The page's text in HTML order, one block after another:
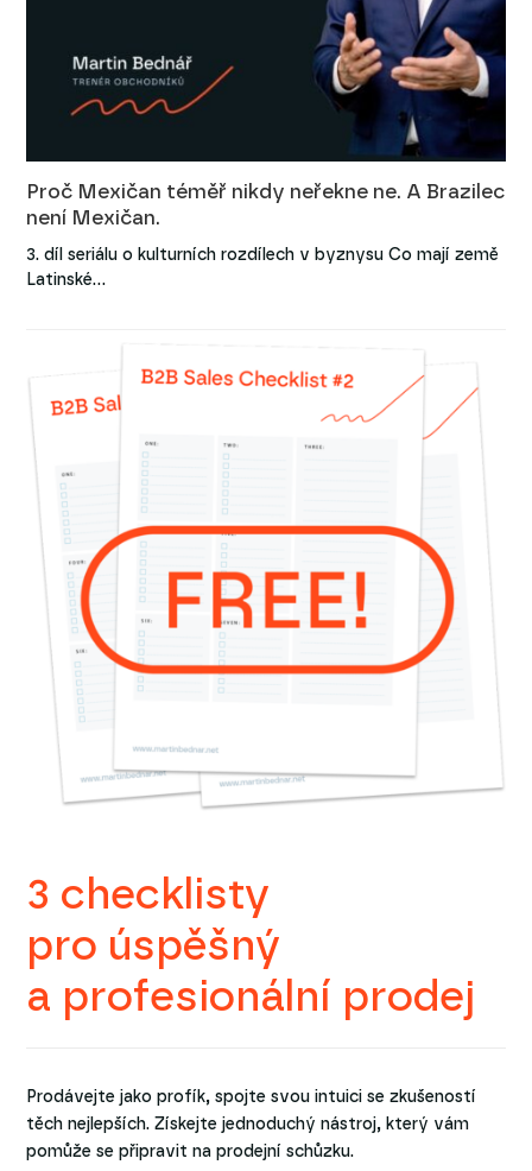
Proč Mexičan téměř nikdy neřekne ne. A Brazilec
není Mexičan.
3. díl seriálu o kulturních rozdílech v byznysu Co mají země
Latinské…
3 checklisty
pro úspěšný
a profesionální prodej
Prodávejte jako profík, spojte svou intuici se zkušeností
těch nejlepších. Získejte jednoduchý nástroj, který vám
pomůže se připravit na prodejní schůzku.